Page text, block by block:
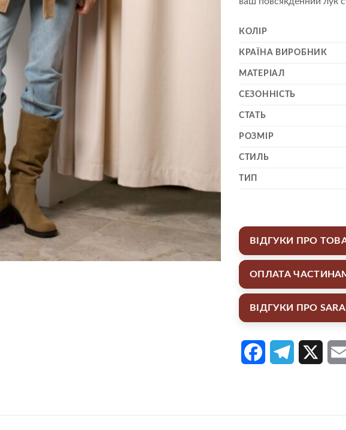
КОЛІР
КРАЇНА ВИРОБНИК
МАТЕРІАЛ
СЕЗОННІСТЬ
СТАТЬ
РОЗМІР
СТИЛЬ
ТИП
ВІДГУКИ ПРО
ОПЛАТА
ВІДГУКИ ПРО
FacebookTelegram